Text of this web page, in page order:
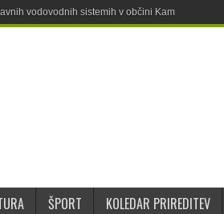
vodovodnih sistemih v občini Kamnik
ŠPORT KOLEDAR PRIREDITEV